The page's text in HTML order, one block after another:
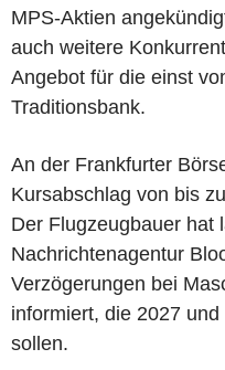
MPS-Aktien
auch weitere
Angebot für die einst
Traditionsbank.
An der Frankfurter
Kursabschlag von bis
Der Flugzeugbauer hat
Nachrichtenagentur
Verzögerungen bei
informiert, die 2027
sollen.